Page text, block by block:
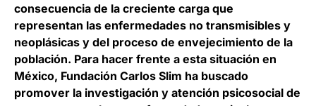
consecuencia de la creciente carga que
representan las enfermedades no transmisibles y
neoplásicas y del proceso de envejecimiento de la
población. Para hacer frente a esta situación en
México, Fundación Carlos Slim ha buscado
promover la investigación y atención psicosocial de